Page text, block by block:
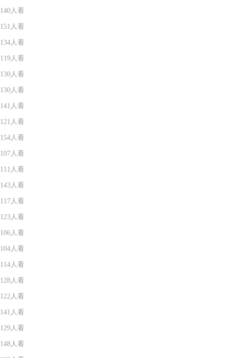
140人看
151人看
134人看
119人看
130人看
130人看
141人看
121人看
154人看
107人看
111人看
143人看
117人看
123人看
106人看
104人看
114人看
128人看
122人看
141人看
129人看
148人看